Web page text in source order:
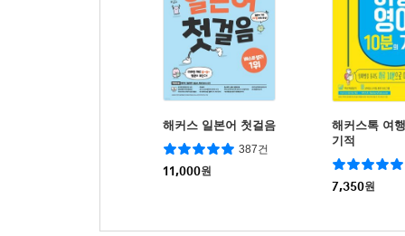
해커스 일본어 첫걸음
387건
11,000원
해커스톡 여
기적
7,350원